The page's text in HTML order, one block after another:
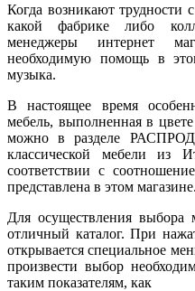
Когда возникают трудности
какой фабрике либо
менеджеры интернет
необходимую помощь в
музыка.
В настоящее время
мебель, выполненная в
можно в разделе
классической мебели из
соответствии с
представлена в этом магазине.
Для осуществления выбора
отличный каталог. При
открывается специальное
произвести выбор
таким показателям, как